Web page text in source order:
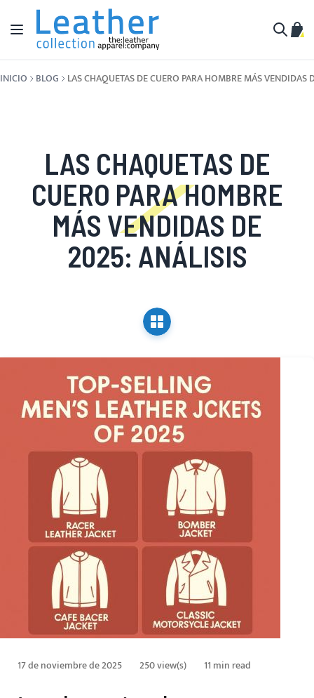
Ir al contenido
Toggle Nav
Mi
INICIO BLOG LAS CHAQUETAS DE CUERO PARA HOMBRE MÁS VENDIDAS
LAS CHAQUETAS DE
CUERO PARA HOMBRE
MÁS VENDIDAS DE
2025: ANÁLISIS
17 de noviembre de 2025 250 view(s) 11 min read